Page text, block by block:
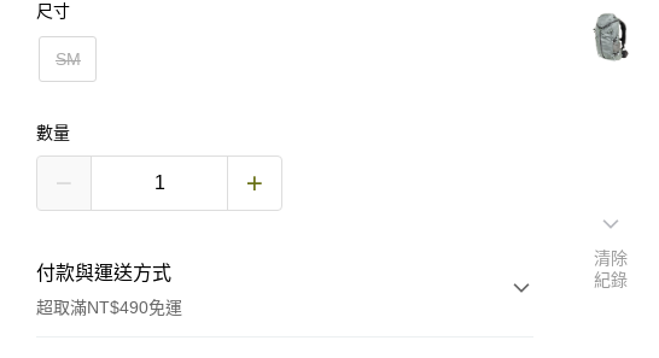
尺寸
SM
數量
付款與運送方式
超取滿NT$490免運
清除
紀錄